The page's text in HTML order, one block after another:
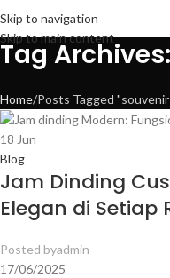
Skip to navigation
Skip to main content
Tag
Home Posts Tagged
18 Jun
Blog
Jam Dinding
Elegan di Setiap
Posted byadmin
17/06/2025